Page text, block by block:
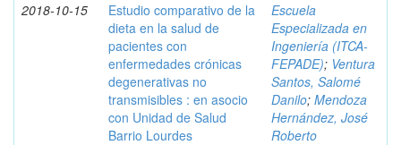
2018-10-15
Estudio comparativo de la
dieta en la salud de
pacientes con
enfermedades crónicas
degenerativas no
transmisibles : en asocio
con Unidad de Salud
Barrio Lourdes
Escuela
Especializada en
Ingeniería (ITCA-
FEPADE); Ventura
Santos, Salomé
Danilo; Mendoza
Hernández, José
Roberto